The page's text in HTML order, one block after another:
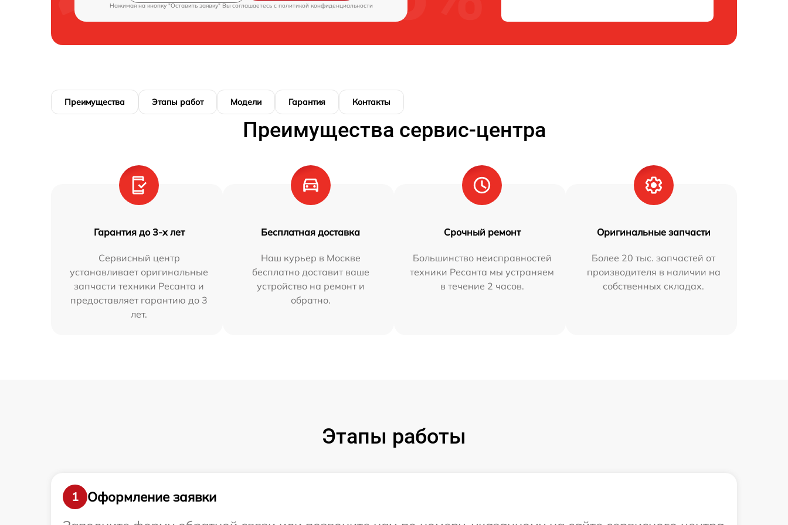
Нажимая на кнопку "Оставить заявку" Вы соглашаетесь c политикой конфиденциальности
Преимущества Этапы работ Модели Гарантия Контакты
Преимущества сервис-центра
Гарантия до 3-х лет
Сервисный центр
устанавливает оригинальные
запчасти техники Ресанта и
предоставляет гарантию до 3
лет.
Бесплатная доставка
Наш курьер в Москве
бесплатно доставит ваше
устройство на ремонт и
обратно.
Срочный ремонт
Большинство неисправностей
техники Ресанта мы устраняем
в течение 2 часов.
Оригинальные запчасти
Более 20 тыс. запчастей от
производителя в наличии на
собственных складах.
Этапы работы
1
Оформление заявки